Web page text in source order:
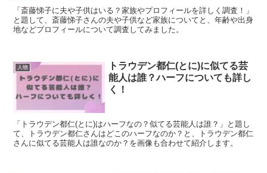
「斎藤悌子に夫や子供はいる？家族やプロフィールを詳しく調査！」
と題して、斎藤悌子さんの夫や子供など家族についてと、年齢や出身
地などプロフィールについて調査してみました。
人物
トラウデン都仁(とに)に似てる芸
能人は誰？ハーフについても詳し
く！
「トラウデン都仁(とに)はハーフなの？似てる芸能人は誰？」と題し
て、トラウデン都仁さんはどこのハーフなのか？と、トラウデン都仁
さんに似てる芸能人は誰なのか？を画像も合わせて紹介します。